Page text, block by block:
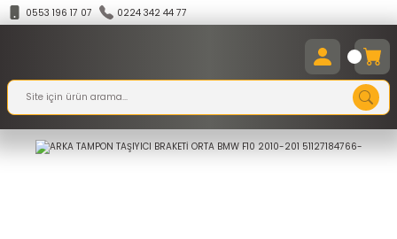
0553 196 17 07 0224 342 44 77